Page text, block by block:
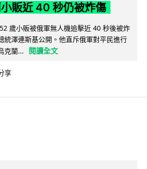
販近 40 秒仍被炸傷
歲小販被俄軍無人機追擊近 40 秒後被炸
統澤連斯基公開。他直斥俄軍對平民進行
克蘭...
閱讀全文
享